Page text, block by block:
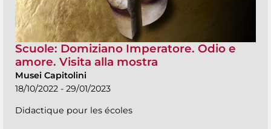
Scuole: Domiziano Imperatore. Odio e
amore. Visita alla mostra
Musei Capitolini
18/10/2022 - 29/01/2023
Didactique pour les écoles